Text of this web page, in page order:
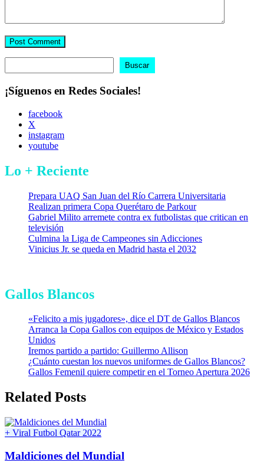
Buscar
¡Síguenos en Redes Sociales!
facebook
X
instagram
youtube
Lo + Reciente
Prepara UAQ San Juan del Río Carrera Universitaria
Realizan primera Copa Querétaro de Parkour
Gabriel Milito arremete contra ex futbolistas que critican en
televisión
Culmina la Liga de Campeones sin Adicciones
Vinicius Jr. se queda en Madrid hasta el 2032
Gallos Blancos
«Felicito a mis jugadores», dice el DT de Gallos Blancos
Arranca la Copa Gallos con equipos de México y Estados
Unidos
Iremos partido a partido: Guillermo Allison
¿Cuánto cuestan los nuevos uniformes de Gallos Blancos?
Gallos Femenil quiere competir en el Torneo Apertura 2026
Related Posts
+ Viral Futbol Qatar 2022
Maldiciones del Mundial